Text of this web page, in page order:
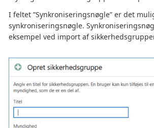
I feltet ”Synkroniseringsnøgle” er det
synkroniseringsnøgle.
eksempel ved import af